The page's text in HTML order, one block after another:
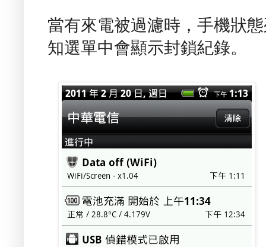
當有來電被過濾時，手機狀
知選單中會顯示封鎖紀錄。